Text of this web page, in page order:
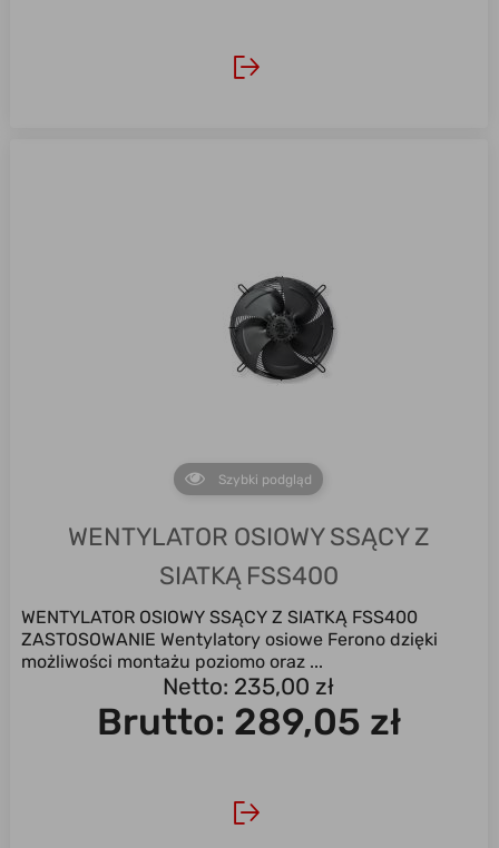
Szybki podgląd
WENTYLATOR OSIOWY SSĄCY Z
SIATKĄ FSS400
WENTYLATOR OSIOWY SSĄCY Z SIATKĄ FSS400
ZASTOSOWANIE Wentylatory osiowe Ferono dzięki
możliwości montażu poziomo oraz ...
Netto: 235,00 zł
Brutto: 289,05 zł